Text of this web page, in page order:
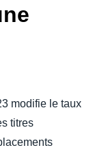
modifie le taux
titres